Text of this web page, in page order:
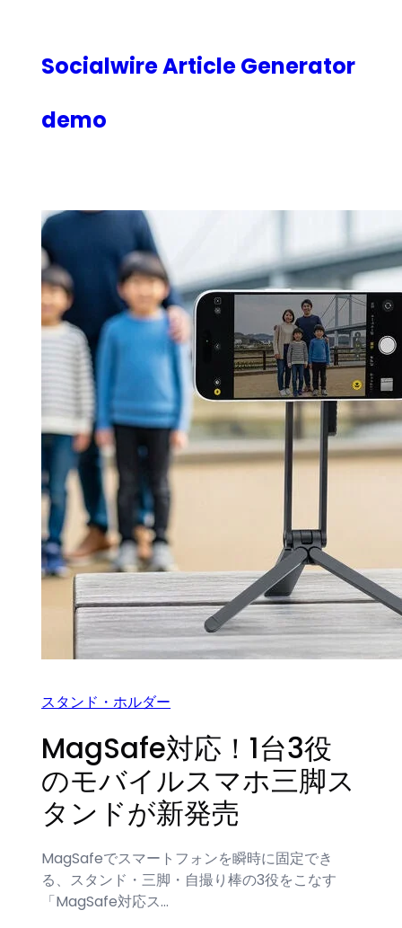
Socialwire Article Generator
demo
スタンド・ホルダー
MagSafe対応！1台3役
のモバイルスマホ三脚ス
タンドが新発売
MagSafeでスマートフォンを瞬時に固定でき
る、スタンド・三脚・自撮り棒の3役をこなす
「MagSafe対応ス…